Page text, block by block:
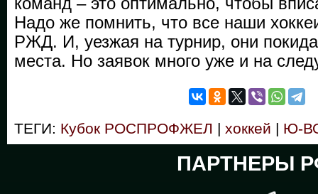
Надо же помнить, что все наши
РЖД. И, уезжая на турнир, они
места. Но заявок много уже и на
ТЕГИ: Кубок РОСПРОФЖЕЛ | хоккей | Ю-
ПАРТНЕРЫ